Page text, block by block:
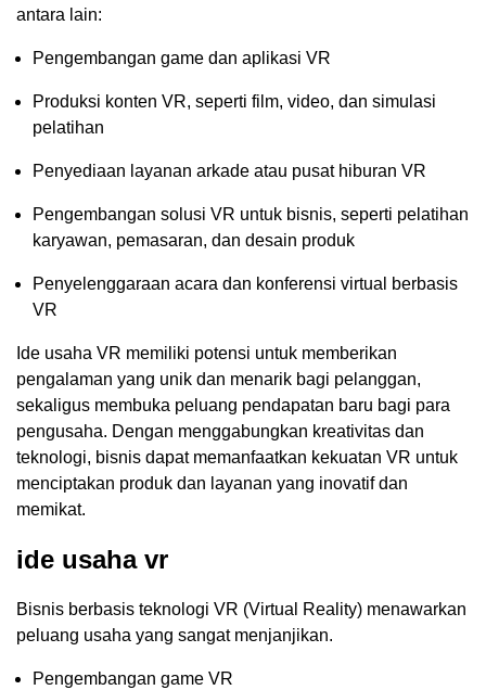
antara lain:
Pengembangan game dan aplikasi VR
Produksi konten VR, seperti film, video, dan simulasi
pelatihan
Penyediaan layanan arkade atau pusat hiburan VR
Pengembangan solusi VR untuk bisnis, seperti pelatihan
karyawan, pemasaran, dan desain produk
Penyelenggaraan acara dan konferensi virtual berbasis
VR
Ide usaha VR memiliki potensi untuk memberikan
pengalaman yang unik dan menarik bagi pelanggan,
sekaligus membuka peluang pendapatan baru bagi para
pengusaha. Dengan menggabungkan kreativitas dan
teknologi, bisnis dapat memanfaatkan kekuatan VR untuk
menciptakan produk dan layanan yang inovatif dan
memikat.
ide usaha vr
Bisnis berbasis teknologi VR (Virtual Reality) menawarkan
peluang usaha yang sangat menjanjikan.
Pengembangan game VR